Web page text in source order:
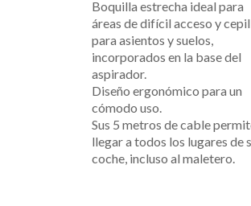
Boquilla estrecha ideal para
áreas de difícil acceso y
para asientos y suelos,
incorporados en la base del
aspirador.
Diseño ergonómico para un
cómodo uso.
Sus 5 metros de cable
llegar a todos los lugares de
coche, incluso al maletero.